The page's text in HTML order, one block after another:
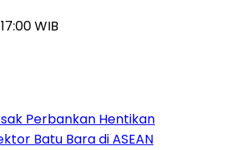
WIB
Perbankan Hentikan
Batu Bara di ASEAN